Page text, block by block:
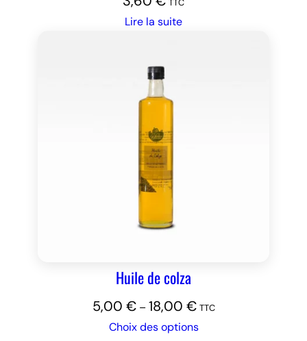
Lire la suite
Huile de colza
5,00 €– 18,00 € TTC
Choix des options